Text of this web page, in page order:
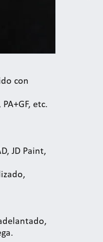
con
etc.
JD Paint,